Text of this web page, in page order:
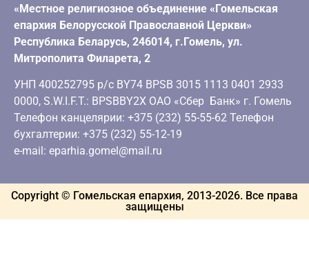
«Местное религиозное объединение «Гомельская
епархия Белорусской Православной Церкви»
Республика Беларусь, 246014, г.Гомель, ул.
Митрополита Филарета, 2
УНП 400252795 р/с BY74 BPSB 3015 1113 0401 2933
0000, S.W.I.F.T.: BPSBBY2X ОАО «Сбер Банк» г. Гомель
Телефон канцелярии: +375 (232) 55-55-62 Телефон
бухгалтерии: +375 (232) 55-12-19
e-mail: eparhia.gomel@mail.ru
Copyright © Гомельская епархия, 2013-2026. Все права
защищены